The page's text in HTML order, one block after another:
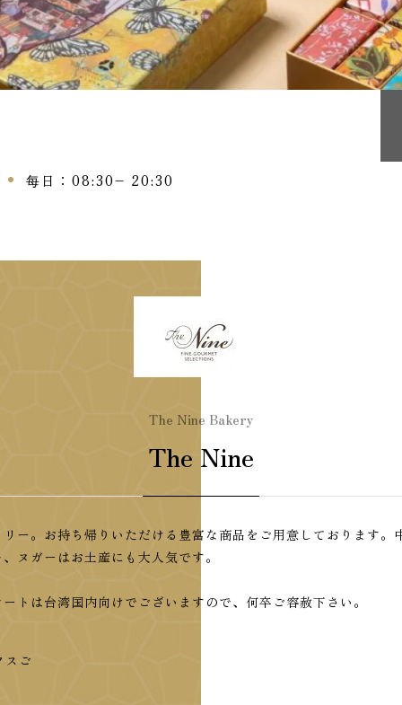
每日：08:30– 20:30
The Nine Bakery
The Nine
ー。お持ち帰りいただける豊富な商品をご用意しております。
ヌガーはお土産にも大人気です。
トは台湾国内向けでございますので、何卒ご容赦下さい。
ご